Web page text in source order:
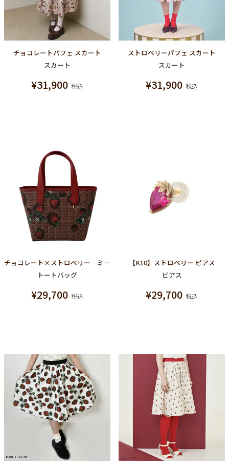
チョコレートパフェ スカート
スカート
¥31,900 税込
ストロベリーパフェ スカート
スカート
¥31,900 税込
チョコレート×ストロベリー ミニトートバッグ
トートバッグ
¥29,700 税込
【K10】ストロベリー ピアス
ピアス
¥29,700 税込